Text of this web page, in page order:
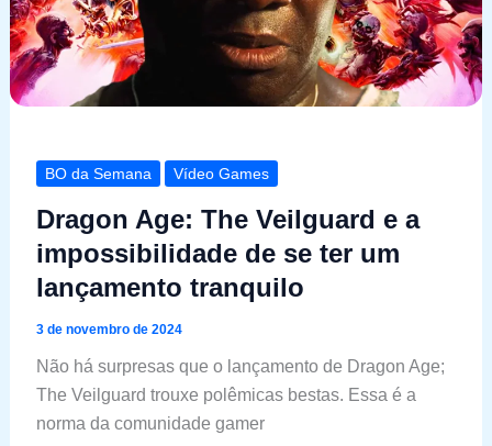
BO da Semana Vídeo Games
Dragon Age: The Veilguard e a
impossibilidade de se ter um
lançamento tranquilo
3 de novembro de 2024
Não há surpresas que o lançamento de Dragon Age;
The Veilguard trouxe polêmicas bestas. Essa é a
norma da comunidade gamer